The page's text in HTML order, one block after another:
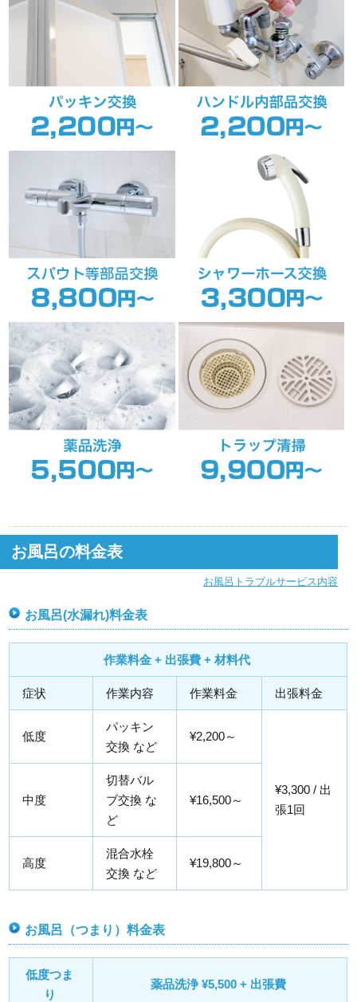
お風呂の料金表
お風呂トラブルサービス内容
お風呂(水漏れ)料金表
作業料金 + 出張費 + 材料代
症状 作業内容 作業料金 出張料金
低度
パッキン
交換 など
¥2,200～
¥3,300 / 出
張1回
中度
切替バル
ブ交換 な
ど
¥16,500～
高度
混合水栓
交換 など
¥19,800～
お風呂（つまり）料金表
低度つま
り
薬品洗浄 ¥5,500 + 出張費